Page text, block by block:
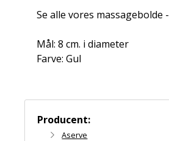
Se alle vores massagebolde -
Mål: 8 cm. i diameter
Farve: Gul
Producent:
Aserve